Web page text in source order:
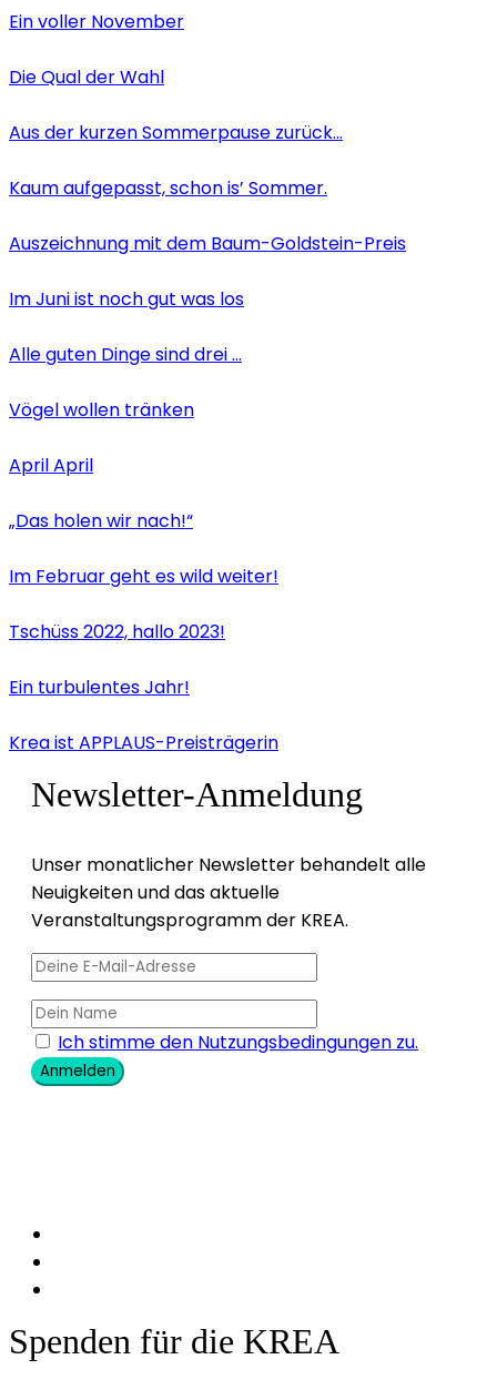
Ein voller November
Die Qual der Wahl
Aus der kurzen Sommerpause zurück…
Kaum aufgepasst, schon is’ Sommer.
Auszeichnung mit dem Baum-Goldstein-Preis
Im Juni ist noch gut was los
Alle guten Dinge sind drei …
Vögel wollen tränken
April April
„Das holen wir nach!“
Im Februar geht es wild weiter!
Tschüss 2022, hallo 2023!
Ein turbulentes Jahr!
Krea ist APPLAUS-Preisträgerin
Newsletter-Anmeldung
Unser monatlicher Newsletter behandelt alle
Neuigkeiten und das aktuelle
Veranstaltungsprogramm der KREA.
Ich stimme den Nutzungsbedingungen zu.
Anmelden
Spenden für die KREA